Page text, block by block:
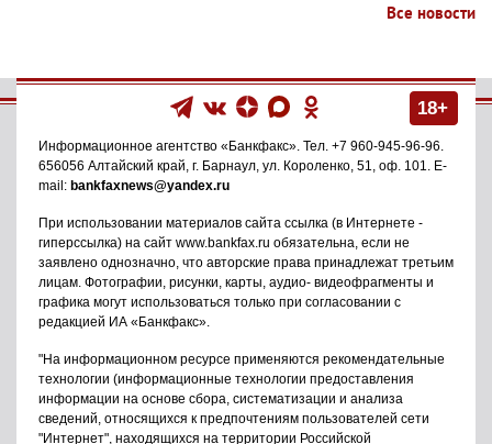
Все новости
18+
Информационное агентство «Банкфакс» . Тел. +7 960-945-96-96
656056 Алтайский край, г. Барнаул ул. Короленко, 51, оф. 101
. E-
mail: bankfaxnews@yandex.ru
При использовании материалов сайта ссылка (в Интернете -
гиперссылка) на сайт www.bankfax.ru обязательна, если не
заявлено однозначно, что авторские права принадлежат третьим
лицам. Фотографии, рисунки, карты, аудио- видеофрагменты и
графика могут использоваться только при согласовании с
редакцией ИА «Банкфакс».
"На информационном ресурсе применяются рекомендательные
технологии (информационные технологии предоставления
информации на основе сбора, систематизации и анализа
сведений, относящихся к предпочтениям пользователей сети
"Интернет", находящихся на территории Российской